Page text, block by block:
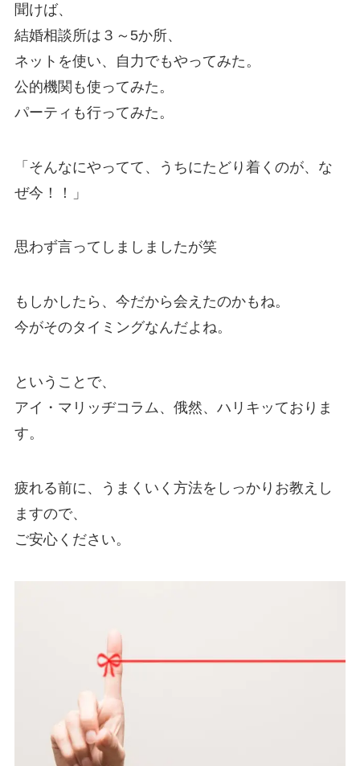
聞けば、
結婚相談所は３～5か所、
ネットを使い、自力でもやってみた。
公的機関も使ってみた。
パーティも行ってみた。
「そんなにやってて、うちにたどり着くのが、な
ぜ今！！」
思わず言ってしましましたが笑
もしかしたら、今だから会えたのかもね。
今がそのタイミングなんだよね。
ということで、
アイ・マリッヂコラム、俄然、ハリキッておりま
す。
疲れる前に、うまくいく方法をしっかりお教えし
ますので、
ご安心ください。